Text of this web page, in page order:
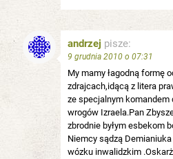
andrzej pisze:
9 grudnia 2010 o 07:31
My mamy łagodną formę
zdrajcach,idącą z litera
ze specjalnym
wrogów Izraela.Pan
zbrodnie byłym esbekom
Niemcy sądzą
wózku inwalidzkim